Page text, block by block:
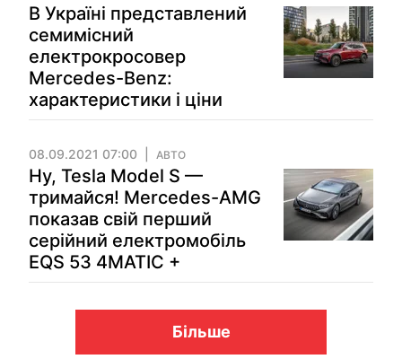
В Україні представлений
семимісний
електрокросовер
Mercedes-Benz:
характеристики і ціни
08.09.2021 07:00 АВТО
Ну, Tesla Model S —
тримайся! Mercedes-AMG
показав свій перший
серійний електромобіль
EQS 53 4MATIC +
Більше